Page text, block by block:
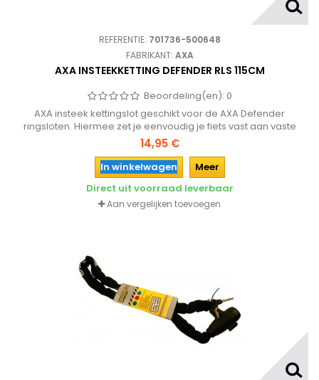
REFERENTIE: 701736-500648
FABRIKANT: AXA
AXA INSTEEKKETTING DEFENDER RLS 115CM
Beoordeling(en): 0
AXA insteek kettingslot geschikt voor de AXA Defender
ringsloten. Hiermee zet je eenvoudig je fiets vast aan vaste
objecten met slechts 1 sleutel van je ringslot.
14,95 €
In winkelwagen
Meer
Direct uit voorraad leverbaar
Aan vergelijken toevoegen